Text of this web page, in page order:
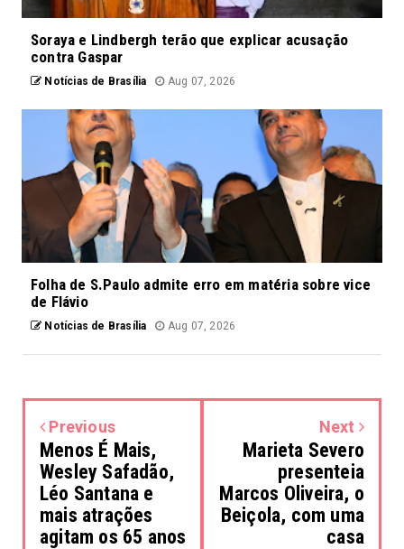
Soraya e Lindbergh terão que explicar acusação
contra Gaspar
Notícias de Brasília Aug 07, 2026
Folha de S.Paulo admite erro em matéria sobre vice
de Flávio
Notícias de Brasília Aug 07, 2026
Previous
Menos É Mais,
Wesley Safadão,
Léo Santana e
mais atrações
agitam os 65 anos
Next
Marieta Severo
presenteia
Marcos Oliveira, o
Beiçola, com uma
casa